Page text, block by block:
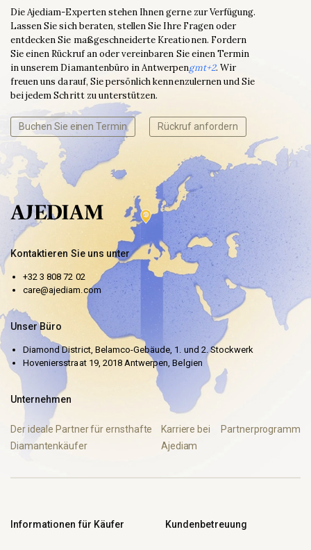
Die Ajediam-Experten stehen Ihnen gerne zur Verfügung.
Lassen Sie sich beraten, stellen Sie Ihre Fragen oder
entdecken Sie maßgeschneiderte Kreationen. Fordern
Sie einen Rückruf an oder vereinbaren Sie einen Termin
in unserem Diamantenbüro in Antwerpengmt+2. Wir
freuen uns darauf, Sie persönlich kennenzulernen und Sie
bei jedem Schritt zu unterstützen.
Buchen Sie einen Termin Rückruf anfordern
Kontaktieren Sie uns unter
+32 3 808 72 02
care@ajediam.com
Unser Büro
Diamond District, Belamco-Gebäude, 1. und 2. Stockwerk
Hoveniersstraat 19, 2018 Antwerpen, Belgien
Unternehmen
Der ideale Partner für ernsthafte
Diamantenkäufer
Karriere bei
Ajediam
Partnerprogramm
Informationen für Käufer Kundenbetreuung